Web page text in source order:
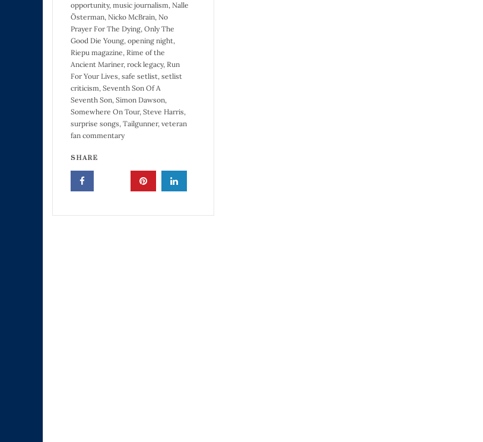
opportunity, music journalism, Nalle
Österman, Nicko McBrain, No
Prayer For The Dying, Only The
Good Die Young, opening night,
Riepu magazine, Rime of the
Ancient Mariner, rock legacy, Run
For Your Lives, safe setlist, setlist
criticism, Seventh Son Of A
Seventh Son, Simon Dawson,
Somewhere On Tour, Steve Harris,
surprise songs, Tailgunner, veteran
fan commentary
SHARE